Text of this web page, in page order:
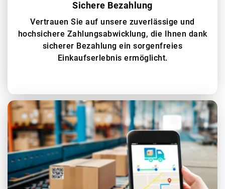
Sichere Bezahlung
Vertrauen Sie auf unsere zuverlässige und
hochsichere Zahlungsabwicklung, die Ihnen dank
sicherer Bezahlung ein sorgenfreies
Einkaufserlebnis ermöglicht.